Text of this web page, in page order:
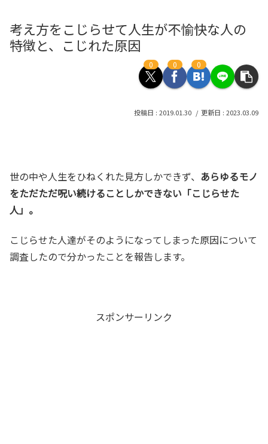
考え方をこじらせて人生が不愉快な人の
特徴と、こじれた原因
0 0 0
2019.01.30 2023.03.09
世の中や人生をひねくれた見方しかできず、 あらゆるモノ
をただただ呪い続けることしかできない「こじらせた
人」。
こじらせた人達がそのようになってしまった原因について
調査したので分かったことを報告します。
スポンサーリンク